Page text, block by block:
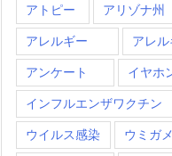
アトピー アリゾナ州
アレルギー アレ
アンケート イヤホ
インフルエンザワクチン
ウイルス感染 ウミガメ